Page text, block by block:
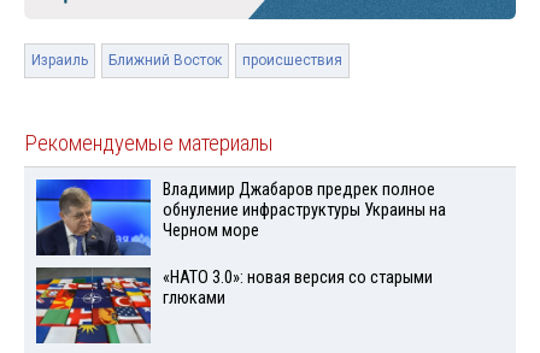
Израиль Ближний Восток происшествия
Рекомендуемые материалы
Владимир Джабаров предрек полное
обнуление инфраструктуры Украины на
Черном море
«НАТО 3.0»: новая версия со старыми
глюками